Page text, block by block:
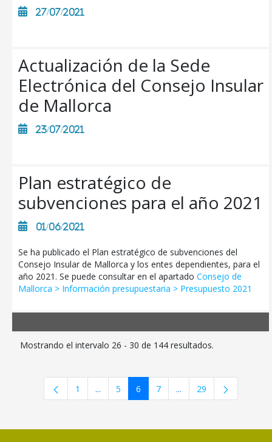
27/07/2021
Actualización de la Sede
Electrónica del Consejo Insular
de Mallorca
23/07/2021
Plan estratégico de
subvenciones para el año 2021
01/06/2021
Se ha publicado el Plan estratégico de subvenciones del
Consejo Insular de Mallorca y los entes dependientes, para el
año 2021. Se puede consultar en el apartado Consejo de
Mallorca > Información presupuestaria > Presupuesto 2021
Mostrando el intervalo 26 - 30 de 144 resultados.
Página
1 ...Páginas intermedias Use TAB para
Página
5 Página
6 Página
7 ...Páginas intermedias
Página
29